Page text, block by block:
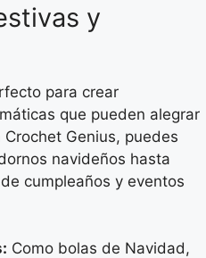
y
para crear
que pueden alegrar
Genius, puedes
navideños hasta
cumpleaños y eventos
Como bolas de Navidad,